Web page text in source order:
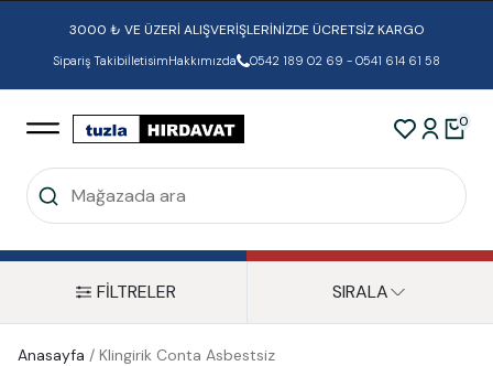
3000 ₺ VE ÜZERİ ALIŞVERİŞLERİNİZDE ÜCRETSİZ KARGO
Sipariş TakibiİletisimHakkımızda 0542 189 02 69 - 0541 614 61 58
0
FİLTRELER SIRALA
Anasayfa / Klingirik Conta Asbestsiz